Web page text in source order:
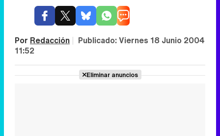
Por Redacción | Publicado:Viernes 18 Junio 2004
11:52
Eliminar anuncios